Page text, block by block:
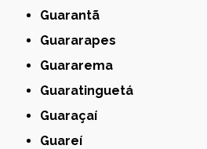
Guarantã
Guararapes
Guararema
Guaratinguetá
Guaraçaí
Guareí